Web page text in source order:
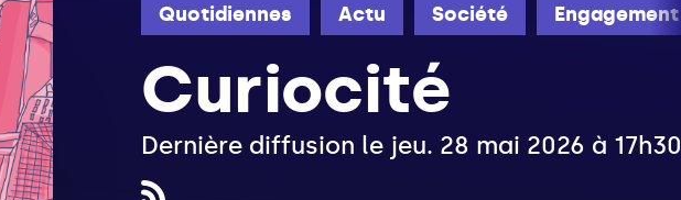
Quotidiennes Actu Société Engagement
Curiocité
Dernière diffusion le jeu. 28 mai 2026 à 17h30